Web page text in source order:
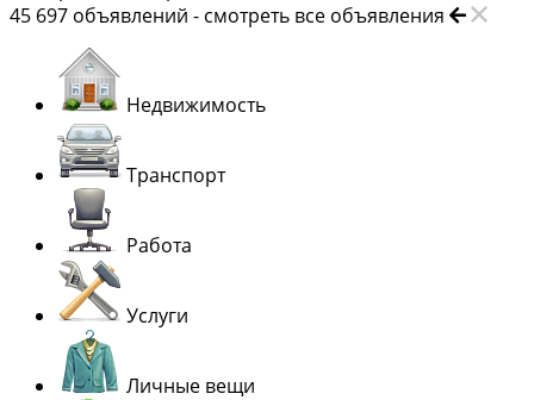
45 697 объявлений - смотреть все объявления
Недвижимость
Транспорт
Работа
Услуги
Личные вещи